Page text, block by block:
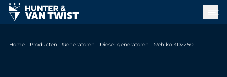
Home Producten Generatoren Diesel generatoren Rehlko KD2250